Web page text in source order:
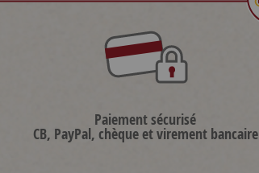
Paiement sécurisé
CB, PayPal, chèque et virement bancaire